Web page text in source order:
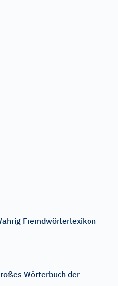
Fremdwörterlexikon
Wörterbuch der